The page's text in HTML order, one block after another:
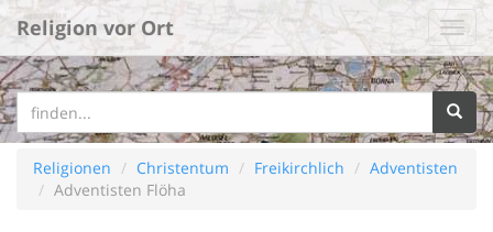
Religion vor Ort
Religionen Christentum Freikirchlich
Adventisten
Adventisten Flöha